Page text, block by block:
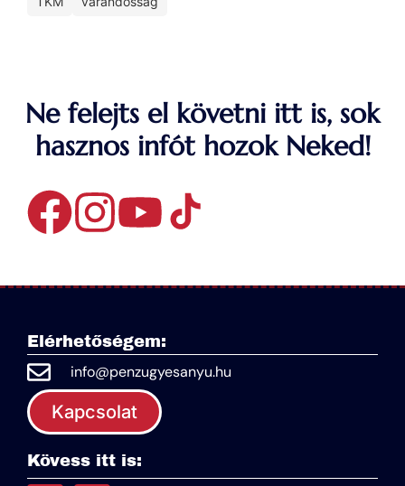
Ne felejts el követni itt is, sok
hasznos infót hozok Neked!
Elérhetőségem:
info@penzugyesanyu.hu
Kapcsolat
Kövess itt is: